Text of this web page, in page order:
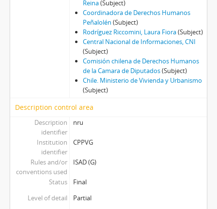
Reina(Subject)
Coordinadora de Derechos Humanos
Peñalolén (Subject)
Rodríguez Riccomini, Laura Fiora(Subject)
Central Nacional de Informaciones, CNI
(Subject)
Comisión chilena de Derechos Humanos
de la Camara de Diputados(Subject)
Chile. Ministerio de Vivienda y Urbanismo
(Subject)
Description control area
Description
identifier
nru
Institution
identifier
CPPVG
Rules and/or
conventions used
ISAD (G)
Status
Final
Level of detail
Partial